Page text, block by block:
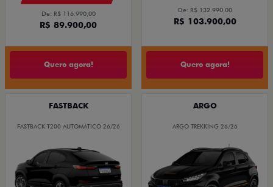
De: R$ 116.990,00
R$ 89.900,00
Quero agora!
De: R$ 132.990,00
R$ 103.900,00
Quero agora!
FASTBACK
FASTBACK T200 AUTOMÁTICO 26/26
ARGO
ARGO TREKKING 26/26